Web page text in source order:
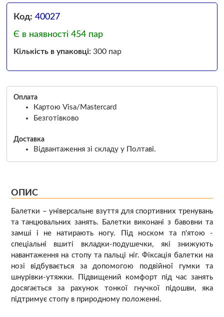
Код: 40027
Є в наявності 454 пар
Кількість в упаковці:300 пар
Оплата
Картою Visa/Mastercard
Безготівково
Доставка
Відвантаження зі складу у Полтаві.
ОПИС
Балетки – універсальне взуття для спортивних тренувань
та танцювальних занять. Балетки виконані з бавовни та
замші і не натирають ногу. Під носком та п'ятою -
спеціальні вшиті вкладки-подушечки, які знижують
навантаження на стопу та пальці ніг. Фіксація балетки на
нозі відбувається за допомогою подвійної гумки та
шнурівки-утяжки. Підвищений комфорт під час занять
досягається за рахунок тонкої гнучкої підошви, яка
підтримує стопу в природному положенні.